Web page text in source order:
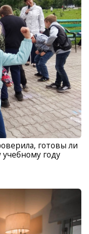
готовы ли
году